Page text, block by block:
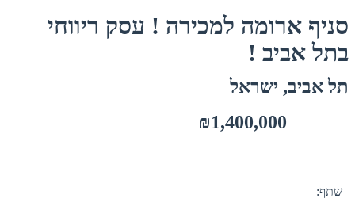
סניף ארומה למכירה ! עסק ריווחי
בתל אביב !
תל אביב, ישראל
₪1,400,000
שתף: